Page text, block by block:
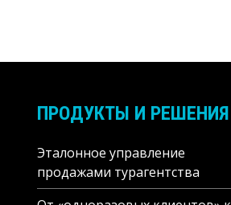
ПРОДУКТЫ И РЕШЕНИЯ
Эталонное управление
продажами турагентства